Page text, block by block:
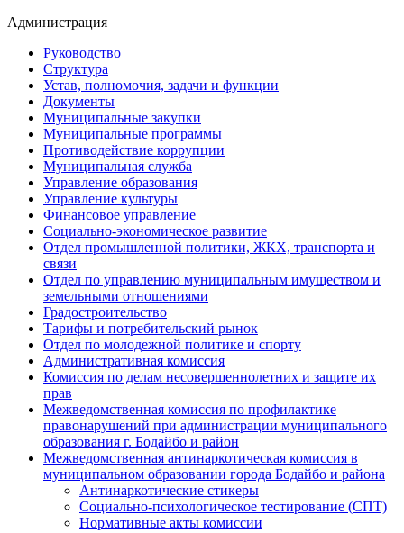
Администрация
Руководство
Структура
Устав, полномочия, задачи и функции
Документы
Муниципальные закупки
Муниципальные программы
Противодействие коррупции
Муниципальная служба
Управление образования
Управление культуры
Финансовое управление
Социально-экономическое развитие
Отдел промышленной политики, ЖКХ, транспорта и
связи
Отдел по управлению муниципальным имуществом и
земельными отношениями
Градостроительство
Тарифы и потребительский рынок
Отдел по молодежной политике и спорту
Административная комиссия
Комиссия по делам несовершеннолетних и защите их
прав
Межведомственная комиссия по профилактике
правонарушений при администрации муниципального
образования г. Бодайбо и район
Межведомственная антинаркотическая комиссия в
муниципальном образовании города Бодайбо и района
Антинаркотические стикеры
Социально-психологическое тестирование (СПТ)
Нормативные акты комиссии